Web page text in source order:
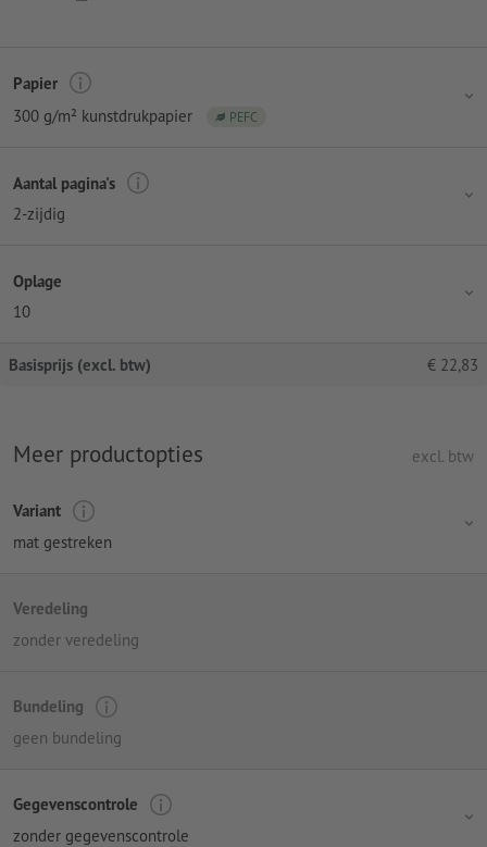
Papier
300 g/m² kunstdrukpapier
PEFC
Aantal pagina's
2-zijdig
Oplage
10
Basisprijs (excl. btw) € 22,83
Meer productopties excl. btw
Variant
mat gestreken
Veredeling
zonder veredeling
Bundeling
geen bundeling
Gegevenscontrole
zonder gegevenscontrole